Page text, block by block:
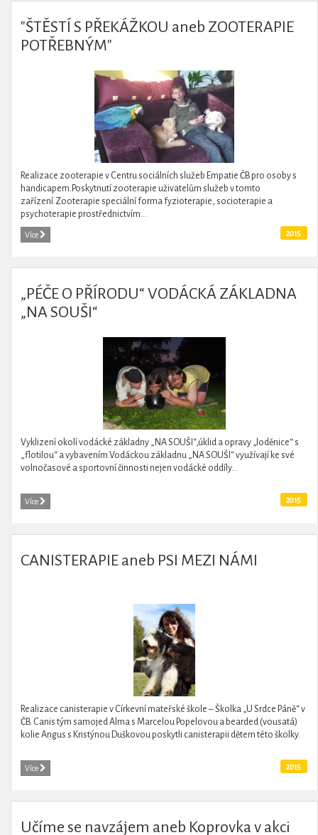
"ŠTĚSTÍ S PŘEKÁŽKOU aneb ZOOTERAPIE
POTŘEBNÝM"
Realizace zooterapie v Centru sociálních služeb Empatie ČB pro osoby s
handicapem.Poskytnutí zooterapie uživatelům služeb v tomto
zařízení.Zooterapie speciální forma fyzioterapie, socioterapie a
psychoterapie prostřednictvím...
Více 2015
„PÉČE O PŘÍRODU“ VODÁCKÁ ZÁKLADNA
„NA SOUŠI“
Vyklizení okolí vodácké základny „NA SOUŠI“,úklid a opravy „loděnice“ s
„flotilou“ a vybavením.Vodáckou základnu „NA SOUŠI“ využívají ke své
volnočasové a sportovní činnosti nejen vodácké oddíly...
Více 2015
CANISTERAPIE aneb PSI MEZI NÁMI
Realizace canisterapie v Církevní mateřské škole – Školka „U Srdce Páně“ v
ČB. Canis tým samojed Alma s Marcelou Popelovou a bearded (vousatá)
kolie Angus s Kristýnou Duškovou poskytli canisterapii dětem této školky.
Více 2015
Učíme se navzájem aneb Koprovka v akci